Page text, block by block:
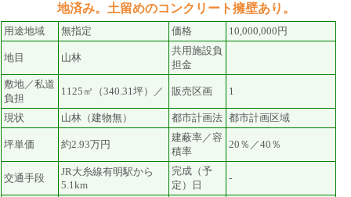
地済み。土留めのコンクリート擁壁あり。
用途地域 無指定 価格 10,000,000円
地目 山林
共用施設負
担金
敷地／私道
負担
1125㎡（340.31坪）／ 販売区画 1
現状 山林（建物無） 都市計画法 都市計画区域
坪単価 約2.93万円
建蔽率／容
積率
20％／40％
交通手段
JR大糸線有明駅から
5.1km
完成（予
定）日
-